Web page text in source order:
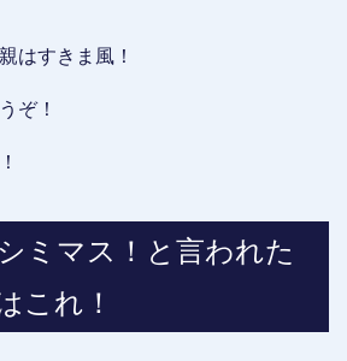
はすきま風！
ぞ！
ミマス！と言われた
これ！